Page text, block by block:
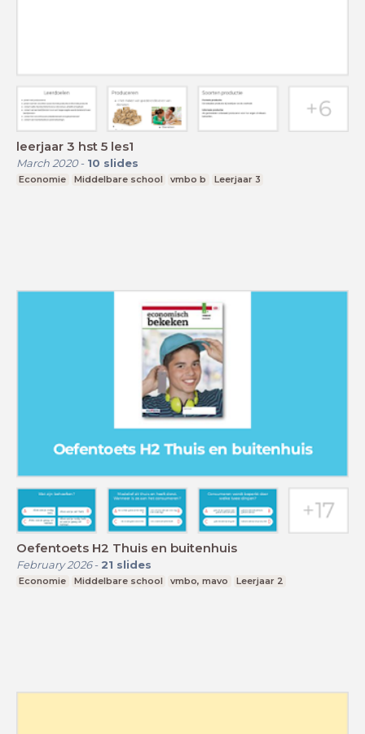
leerjaar 3 hst 5 les1
March 2020- 10 slides
Economie Middelbare school vmbo b Leerjaar 3
Oefentoets H2 Thuis en buitenhuis
February 2026- 21 slides
Economie Middelbare school vmbo, mavo Leerjaar 2